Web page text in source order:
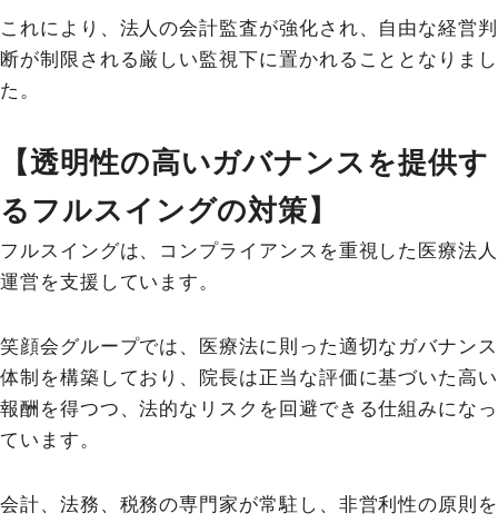
これにより、法人の会計監査が強化され、自由な経営判
断が制限される厳しい監視下に置かれることとなりまし
た。
【透明性の高いガバナンスを提供す
るフルスイングの対策】
フルスイングは、コンプライアンスを重視した医療法人
運営を支援しています。
笑顔会グループでは、医療法に則った適切なガバナンス
体制を構築しており、院長は正当な評価に基づいた高い
報酬を得つつ、法的なリスクを回避できる仕組みになっ
ています。
会計、法務、税務の専門家が常駐し、非営利性の原則を